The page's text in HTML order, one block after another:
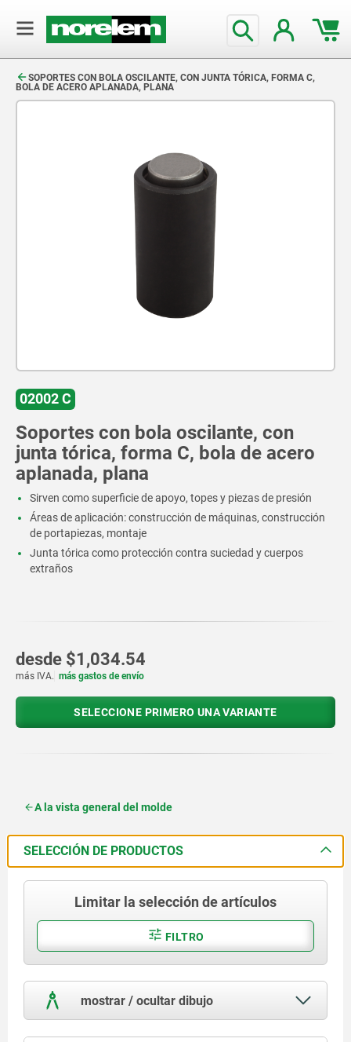
SOPORTES CON BOLA OSCILANTE, CON JUNTA TÓRICA, FORMA C,
BOLA DE ACERO APLANADA, PLANA
02002 C
Soportes con bola oscilante, con
junta tórica, forma C, bola de acero
aplanada, plana
Sirven como superficie de apoyo, topes y piezas de presión
Áreas de aplicación: construcción de máquinas, construcción
de portapiezas, montaje
Junta tórica como protección contra suciedad y cuerpos
extraños
desde $1,034.54
más IVA. más gastos de envío
SELECCIONE PRIMERO UNA VARIANTE
A la vista general del molde
SELECCIÓN DE PRODUCTOS
Limitar la selección de artículos
FILTRO
mostrar / ocultar dibujo